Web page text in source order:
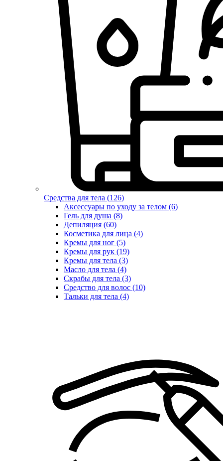
Средства для тела (126)
Аксессуары по уходу за телом (6)
Гель для душа (8)
Депиляция (60)
Косметика для лица (4)
Кремы для ног (5)
Кремы для рук (19)
Кремы для тела (3)
Масло для тела (4)
Скрабы для тела (3)
Средство для волос (10)
Тальки для тела (4)